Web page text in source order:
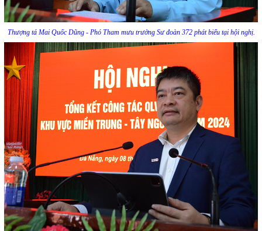
Thượng tá Mai Quốc Dũng - Phó Tham mưu trưởng Sư đoàn 372 phát biểu tại hội nghị.